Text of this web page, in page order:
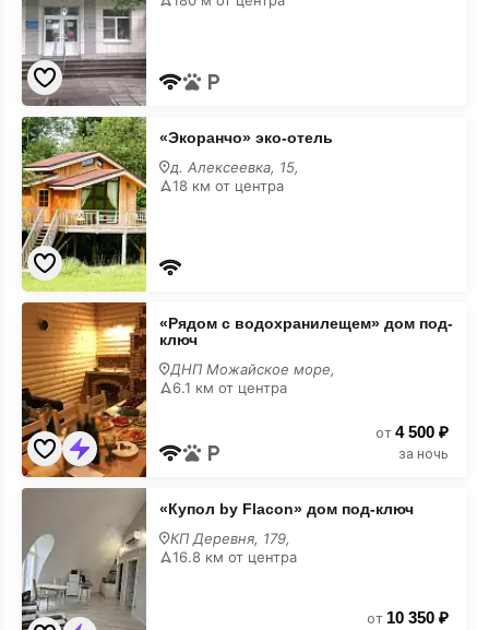
«Экоранчо»
эко-
отель
«Экоранчо» эко-отель
д. Алексеевка, 15,
18 км от центра
«Рядом
водохранилещем»
дом
под-
ключ
«Рядом с водохранилещем» дом под-
ключ
ДНП Можайское море,
6.1 км от центра
от 4 500 ₽
за ночь
«Купол
Flacon»
дом
под-
ключ
«Купол by Flacon» дом под-ключ
КП Деревня, 179,
16.8 км от центра
от 10 350 ₽